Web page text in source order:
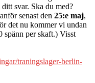
svar. Ska du med?
senast den 25:e maj,
det nu kommer vi undan
spänn per skaft.) Visst
traningslager-berlin-